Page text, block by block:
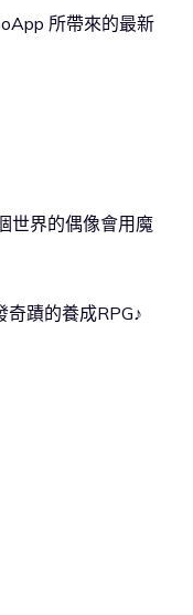
所帶來的最新
界的偶像會用魔
蹟的養成RPG♪